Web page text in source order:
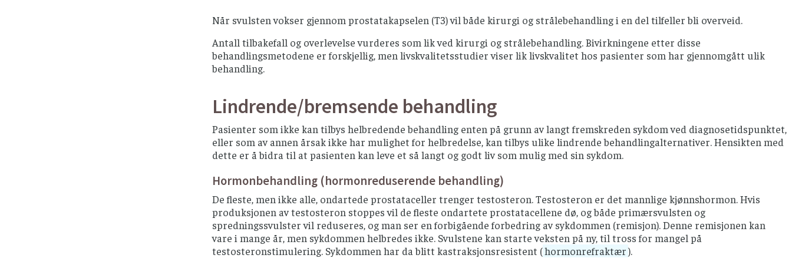
Når svulsten vokser gjennom prostatakapselen (T3) vil både kirurgi og strålebehandling i en del tilfeller bli overveid.
Antall tilbakefall og overlevelse vurderes som lik ved kirurgi og strålebehandling. Bivirkningene etter disse
behandlingsmetodene er forskjellig, men livskvalitetsstudier viser lik livskvalitet hos pasienter som har gjennomgått ulik
behandling.
Lindrende/bremsende behandling
Pasienter som ikke kan tilbys helbredende behandling enten på grunn av langt fremskreden sykdom ved diagnosetidspunktet,
eller som av annen årsak ikke har mulighet for helbredelse, kan tilbys ulike lindrende behandlingalternativer. Hensikten med
dette er å bidra til at pasienten kan leve et så langt og godt liv som mulig med sin sykdom.
Hormonbehandling (hormonreduserende behandling)
De fleste, men ikke alle, ondartede prostataceller trenger testosteron. Testosteron er det mannlige kjønnshormon. Hvis
produksjonen av testosteron stoppes vil de fleste ondartete prostatacellene dø, og både primærsvulsten og
spredningssvulster vil reduseres, og man ser en forbigående forbedring av sykdommen (remisjon). Denne remisjonen kan
vare i mange år, men sykdommen helbredes ikke. Svulstene kan starte veksten på ny, til tross for mangel på
testosteronstimulering. Sykdommen har da blitt kastraksjonsresistent (hormonrefraktær).